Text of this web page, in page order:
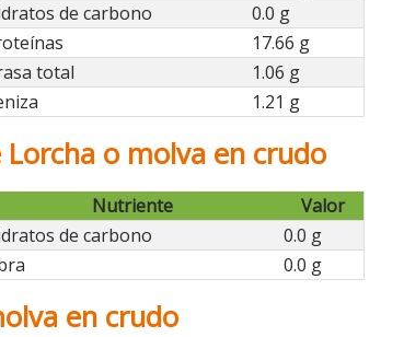
de carbono
0.0 g
17.66 g
total
1.06 g
1.21 g
o molva en crudo
Nutriente
Valor
de carbono
0.0 g
0.0 g
en crudo